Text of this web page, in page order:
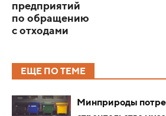
предприятий
по обращению
с отходами
ЕЩЕ ПО ТЕМЕ
Минприроды